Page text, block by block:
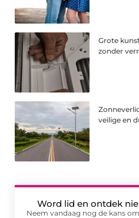
Grote
zonder
veilige en
Word lid en ontdek
Neem vandaag nog de kans